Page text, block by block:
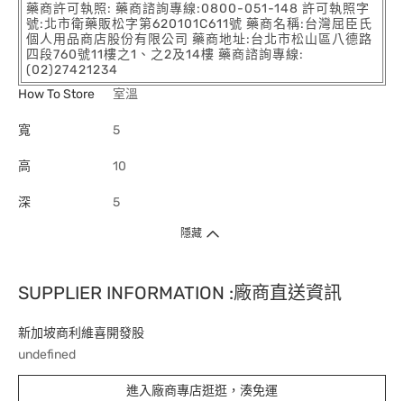
藥商許可執照: 藥商諮詢專線:0800-051-148 許可執照字
號:北市衛藥販松字第620101C611號 藥商名稱:台灣屈臣氏
個人用品商店股份有限公司 藥商地址:台北市松山區八德路
四段760號11樓之1、之2及14樓 藥商諮詢專線:
(02)27421234
How To Store
室溫
寬 5
高 10
深 5
隱藏
SUPPLIER INFORMATION :廠商直送資訊
新加坡商利維喜開發股
undefined
進入廠商專店逛逛，湊免運